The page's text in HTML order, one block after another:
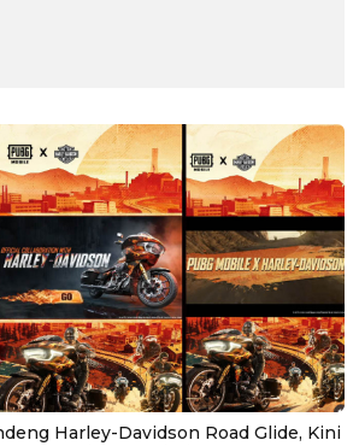
Harley-Davidson Road Glide, Kini